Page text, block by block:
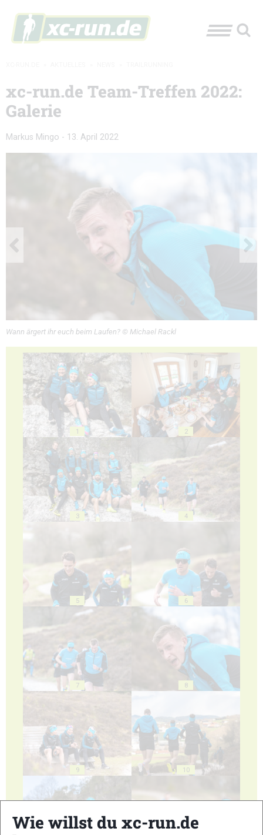
xc-run.de Team-Treffen 2022:
Galerie
Markus Mingo - 13. April 2022
Wann ärgert ihr euch beim Laufen? © Michael Rackl
1 2
3 4
5 6
7 8
9 10
Wie willst du xc-run.de